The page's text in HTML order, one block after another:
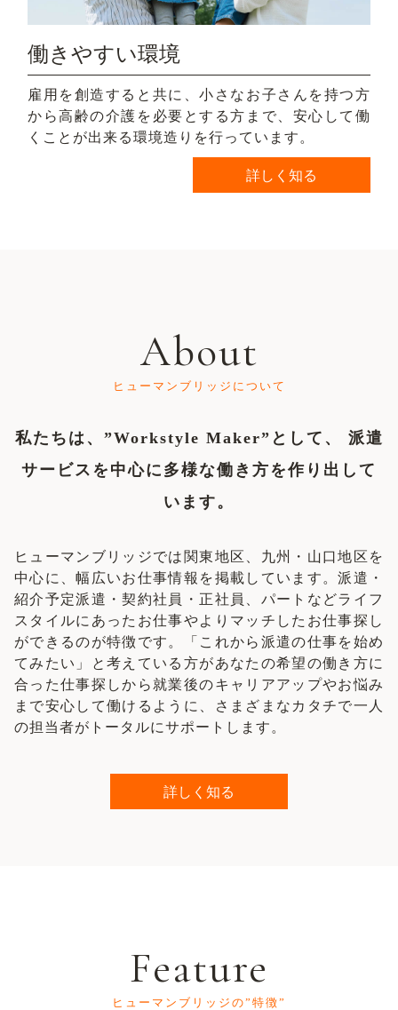
働きやすい環境
雇用を創造すると共に、小さなお子さんを持つ方
から高齢の介護を必要とする方まで、安心して働
くことが出来る環境造りを行っています。
詳しく知る
About
ヒューマンブリッジについて
私たちは、”Workstyle Maker”として、 派遣
サービスを中心に多様な働き方を作り出して
います。
ヒューマンブリッジでは関東地区、九州・山口地区を
中心に、幅広いお仕事情報を掲載しています。派遣・
紹介予定派遣・契約社員・正社員、パートなどライフ
スタイルにあったお仕事やよりマッチしたお仕事探し
ができるのが特徴です。「これから派遣の仕事を始め
てみたい」と考えている方があなたの希望の働き方に
合った仕事探しから就業後のキャリアアップやお悩み
まで安心して働けるように、さまざまなカタチで一人
の担当者がトータルにサポートします。
詳しく知る
Feature
ヒューマンブリッジの”特徴”